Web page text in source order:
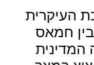
העיקרית
חמאס
המדינית